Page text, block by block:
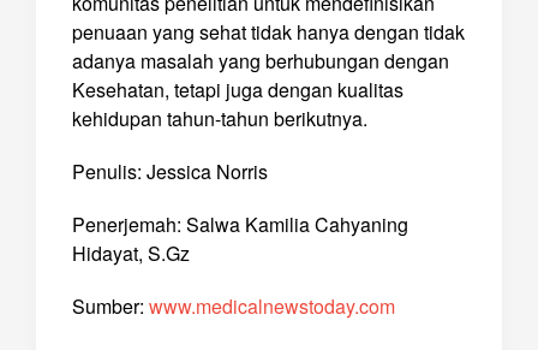
penuaan yang sehat tidak hanya dengan tidak
adanya masalah yang berhubungan dengan
Kesehatan, tetapi juga dengan kualitas
kehidupan tahun-tahun berikutnya.
Penulis: Jessica Norris
Penerjemah: Salwa Kamilia Cahyaning
Hidayat, S.Gz
Sumber: www.medicalnewstoday.com